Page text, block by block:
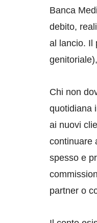
Banca
debito,
al lancio. Il
Chi non
quotidiana
ai nuovi
continuare
spesso e
partner o